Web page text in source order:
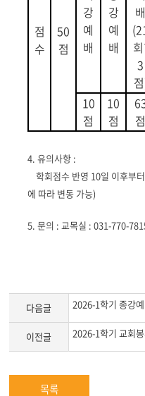
점
수
50
점
강
예
배
강
예
배
배
회
3
점
10
점
10
점
점
4.유의사항 :
학회점수 반영 10일 이후부
에 따라 변동 가능)
5.문의 :교목실 : 031-770-
다음글 2026-1학기 종강
이전글 2026-1학기 교회
목록